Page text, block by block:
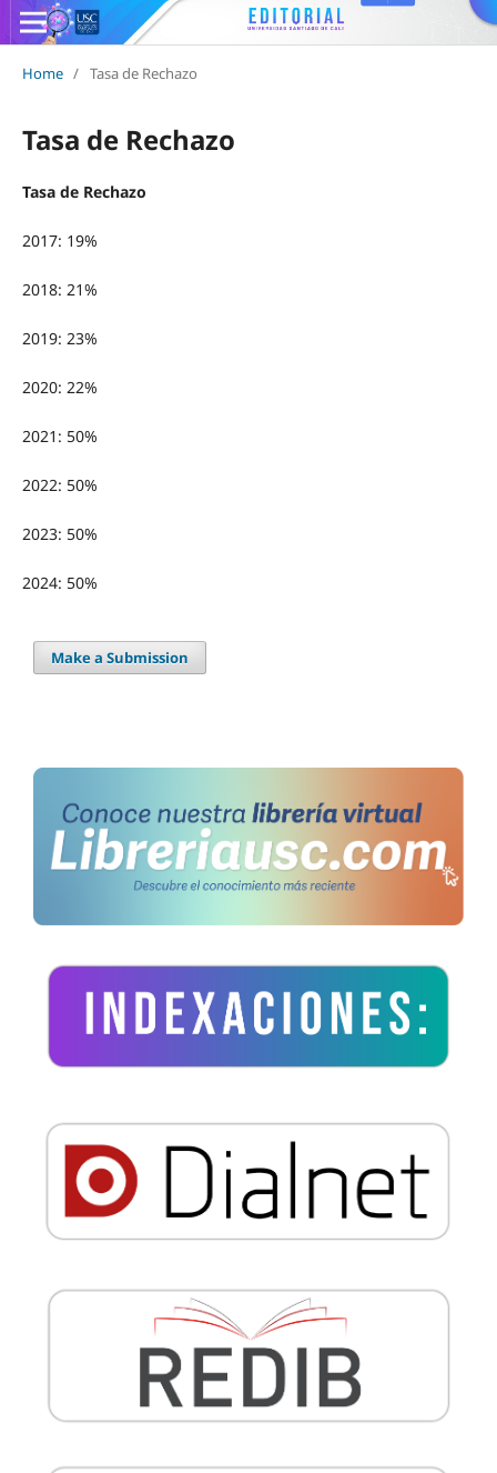
Home / Tasa de Rechazo
Tasa de Rechazo
Tasa de Rechazo
2017: 19%
2018: 21%
2019: 23%
2020: 22%
2021: 50%
2022: 50%
2023: 50%
2024: 50%
Make a Submission